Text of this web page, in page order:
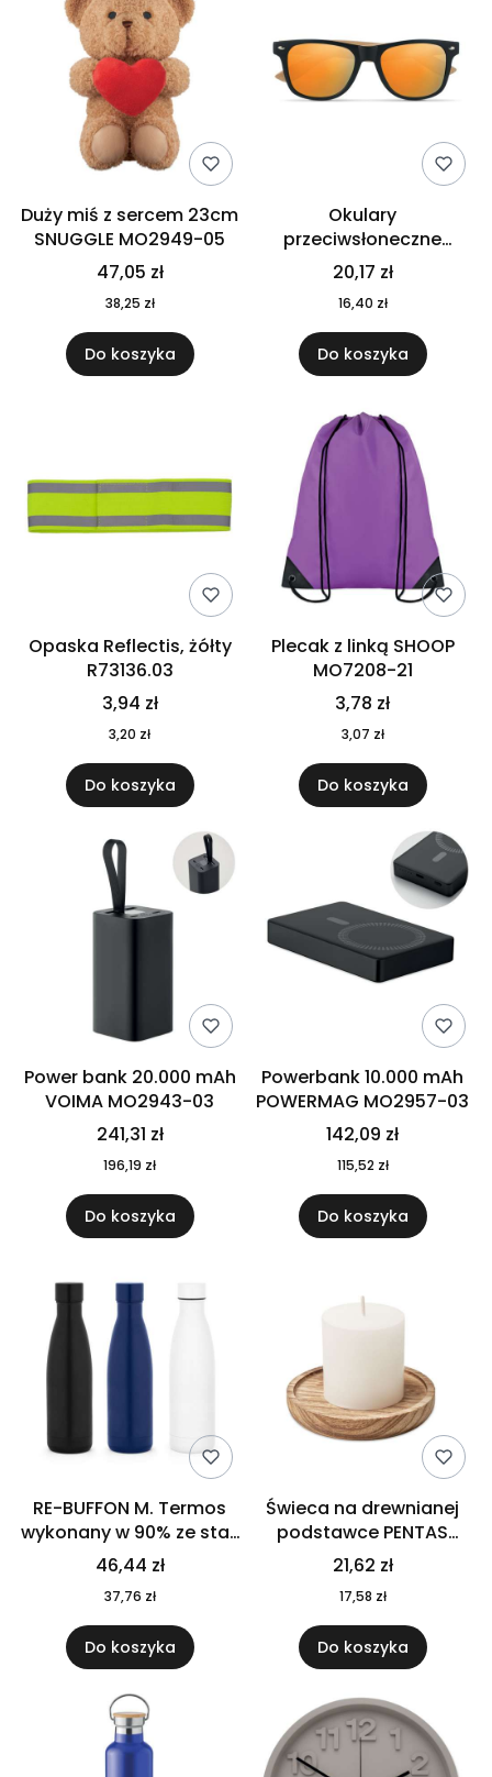
Duży miś z sercem 23cm
SNUGGLE MO2949-05
47,05 zł
38,25 zł
Do koszyka
Okulary
przeciwsłoneczne
CALIFORNIA TOUCH
MO9617-10
20,17 zł
16,40 zł
Do koszyka
Opaska Reflectis, żółty
R73136.03
3,94 zł
3,20 zł
Do koszyka
Plecak z linką SHOOP
MO7208-21
3,78 zł
3,07 zł
Do koszyka
Power bank 20.000 mAh
VOIMA MO2943-03
241,31 zł
196,19 zł
Do koszyka
Powerbank 10.000 mAh
POWERMAG MO2957-03
142,09 zł
115,52 zł
Do koszyka
RE-BUFFON M. Termos
wykonany w 90% ze stali
nierdzewnej
pochodzącej z
recyklingu 520 ml 94294
46,44 zł
37,76 zł
Do koszyka
Świeca na drewnianej
podstawce PENTAS
MO6282-40
21,62 zł
17,58 zł
Do koszyka